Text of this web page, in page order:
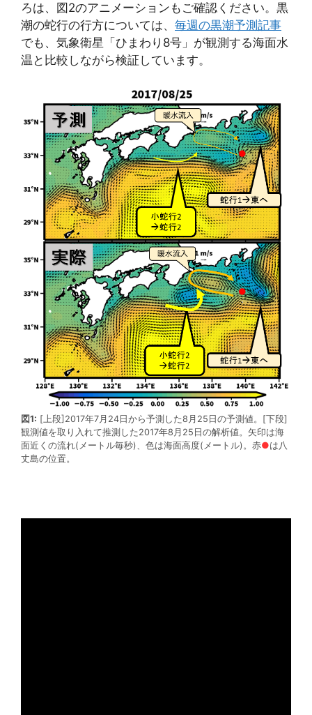
ろは、図2のアニメーションもご確認ください。黒
潮の蛇行の行方については、 毎週の黒潮予測記事
でも、気象衛星「ひまわり8号」が観測する海面水
温と比較しながら検証しています。
図1: [上段]2017年7月24日から予測した8月25日の予測値。[下段]
観測値を取り入れて推測した2017年8月25日の解析値。矢印は海
面近くの流れ(メートル毎秒)、色は海面高度(メートル)。赤●は八
丈島の位置。